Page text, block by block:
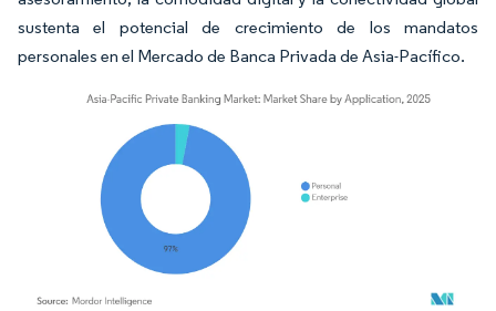
sustenta el potencial de crecimiento de los mandatos
personales en el Mercado de Banca Privada de Asia-Pacífico.